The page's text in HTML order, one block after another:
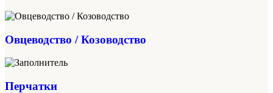
Овцеводство / Козоводство
Перчатки